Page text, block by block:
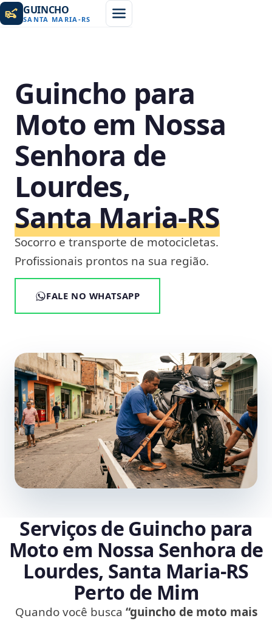
GUINCHO
SANTA MARIA -RS
Guincho para
Moto em Nossa
Senhora de
Lourdes,
Santa Maria‑RS
Socorro e transporte de motocicletas.
Profissionais prontos na sua região.
FALE NO WHATSAPP
Serviços de Guincho para
Moto em Nossa Senhora de
Lourdes, Santa Maria‑RS
Perto de Mim
Quando você busca “guincho de moto mais